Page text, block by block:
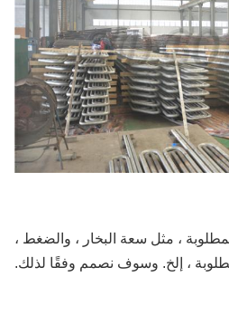
، مثل سعة البخار ، والضغط ،
، إلخ. وسوف نصمم وفقًا لذلك.